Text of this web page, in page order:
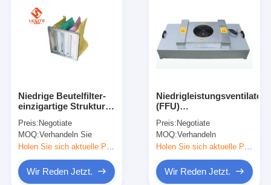
Niedrige Beutelfilter-
einzigartige Struktur
offene Taschen-85%
Hepa
Preis: Negotiate
MOQ:Verhandeln Sie
Wir Reden Jetzt.
(FFU)
einstellbar
Preis: Negotiate
MOQ:Verhandeln
Wir Reden Jetzt.